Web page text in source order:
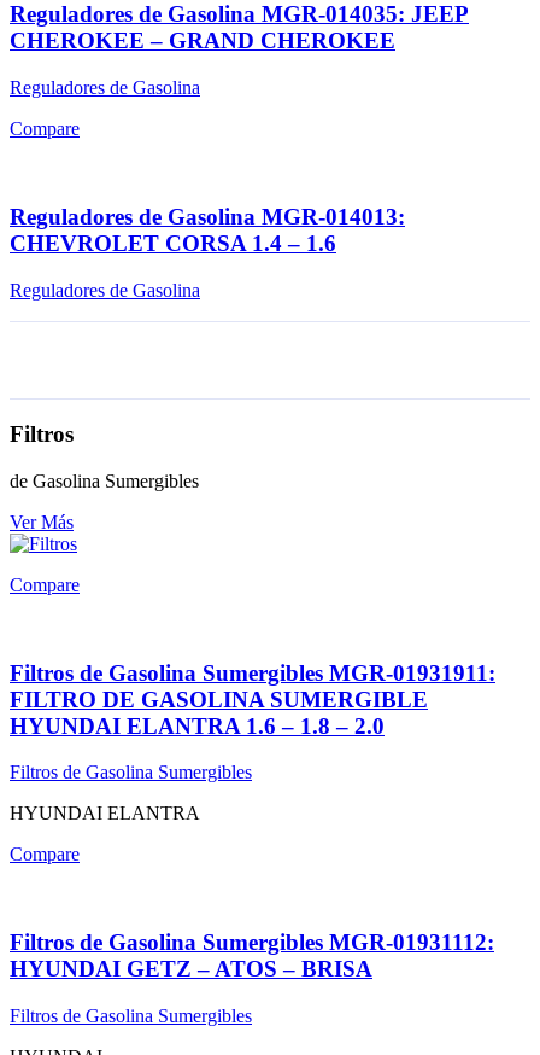
Reguladores de Gasolina MGR-014035: JEEP
CHEROKEE – GRAND CHEROKEE
Reguladores de Gasolina
Compare
Reguladores de Gasolina MGR-014013:
CHEVROLET CORSA 1.4 – 1.6
Reguladores de Gasolina
Filtros
de Gasolina Sumergibles
Ver Más
Compare
Filtros de Gasolina Sumergibles MGR-01931911:
FILTRO DE GASOLINA SUMERGIBLE
HYUNDAI ELANTRA 1.6 – 1.8 – 2.0
Filtros de Gasolina Sumergibles
HYUNDAI ELANTRA
Compare
Filtros de Gasolina Sumergibles MGR-01931112:
HYUNDAI GETZ – ATOS – BRISA
Filtros de Gasolina Sumergibles